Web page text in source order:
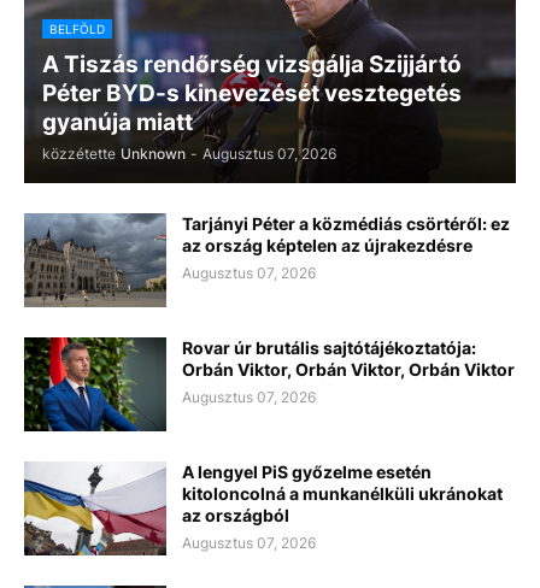
BELFÖLD
A Tiszás rendőrség vizsgálja Szijjártó
Péter BYD-s kinevezését vesztegetés
gyanúja miatt
közzétette Unknown - Augusztus 07, 2026
Tarjányi Péter a közmédiás csörtéről: ez
az ország képtelen az újrakezdésre
Augusztus 07, 2026
Rovar úr brutális sajtótájékoztatója:
Orbán Viktor, Orbán Viktor, Orbán Viktor
Augusztus 07, 2026
A lengyel PiS győzelme esetén
kitoloncolná a munkanélküli ukránokat
az országból
Augusztus 07, 2026